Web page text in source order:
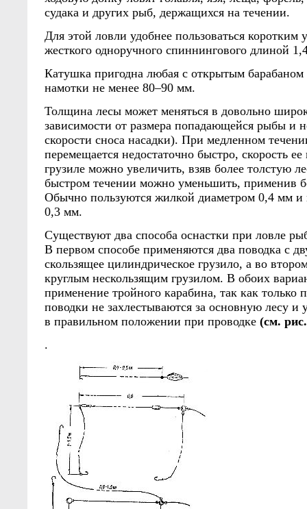
судака и других рыб, держащихся на течении.
Для этой ловли удобнее пользоваться коротким
жесткого одноручного спиннингового длиной
Катушка пригодна любая с открытым
намотки не менее 80–90 мм.
Толщина лесы может меняться в довольно
зависимости от размера попадающейся рыбы и
скорости сноса насадки). При медленном
перемещается недостаточно быстро, скорость
грузиле можно увеличить, взяв более толстую
быстром течении можно уменьшить, применив
Обычно пользуются жилкой диаметром 0,4 мм
0,3 мм.
Существуют два способа оснастки при ловле
В первом способе применяются два поводка с
скользящее цилиндрическое грузило, а во
круглым нескользящим грузилом. В обоих
применение тройного карабина, так как только
поводки не захлестываются за основную лесу и
в правильном положении при проводке (см.
.